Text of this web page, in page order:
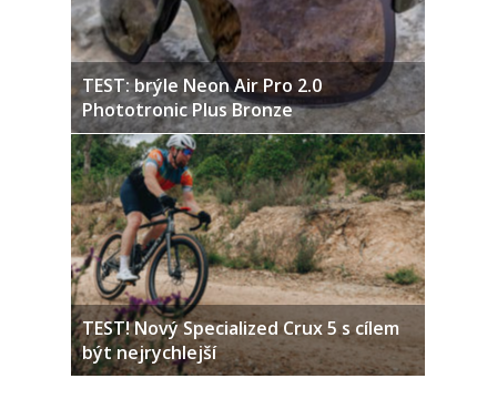
TEST: brýle Neon Air Pro 2.0
Phototronic Plus Bronze
TEST! Nový Specialized Crux 5 s cílem
být nejrychlejší